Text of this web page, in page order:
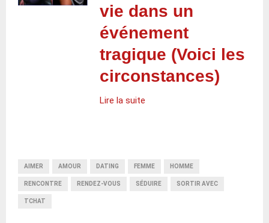
vie dans un
événement
tragique (Voici les
circonstances)
Lire la suite
AIMER AMOUR DATING FEMME HOMME
RENCONTRE RENDEZ-VOUS SÉDUIRE SORTIR AVEC
TCHAT